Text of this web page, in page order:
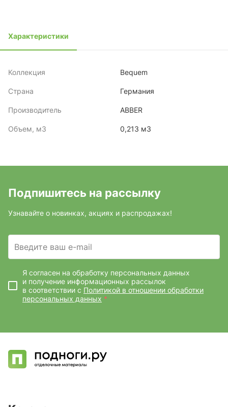
Характеристики
Коллекция Bequem
Страна Германия
Производитель ABBER
Объем, м3 0,213 м3
Подпишитесь на рассылку
Узнавайте о новинках, акциях и распродажах!
Введите ваш e-mail
Я согласен на обработку персональных данных
и получение информационных рассылок
в соответствии с Политикой в отношении обработки
персональных данных *